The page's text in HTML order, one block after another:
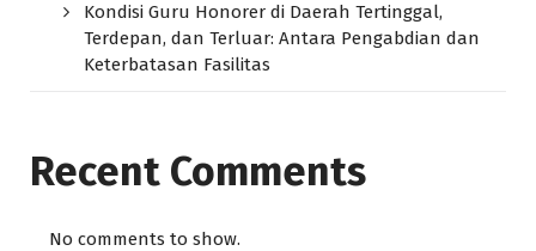
Kondisi Guru Honorer di Daerah Tertinggal,
Terdepan, dan Terluar: Antara Pengabdian dan
Keterbatasan Fasilitas
Recent Comments
No comments to show.